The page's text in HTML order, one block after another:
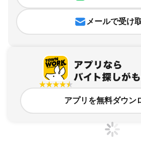
メールで受け
アプリを無料ダウン